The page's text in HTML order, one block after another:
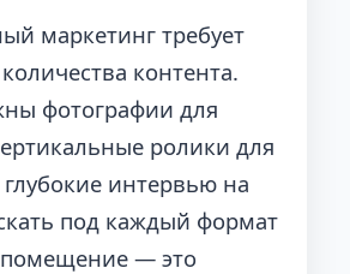
маркетинг требует
контента.
фотографии для
ролики для
интервью на
под каждый формат
помещение — это